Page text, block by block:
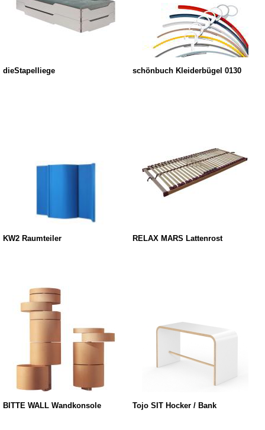
dieStapelliege schönbuch Kleiderbügel 0130
KW2 Raumteiler RELAX MARS Lattenrost
BITTE WALL Wandkonsole Tojo SIT Hocker / Bank